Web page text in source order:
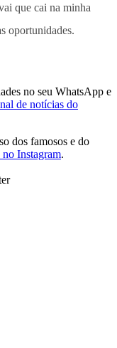
que cai na minha
oportunidades.
no seu WhatsApp e
de notícias do
dos famosos e do
Instagram.